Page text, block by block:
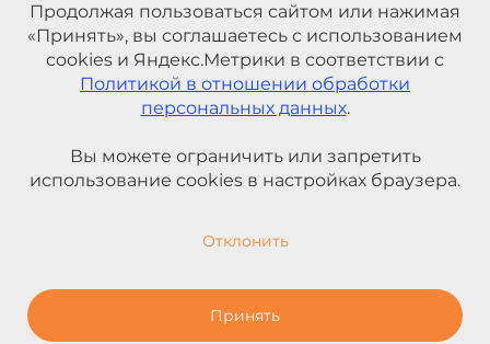
Продолжая пользоваться сайтом или нажимая
«Принять», вы соглашаетесь с использованием
cookies и Яндекс.Метрики в соответствии с
Политикой в отношении обработки
персональных данных.
Вы можете ограничить или запретить
использование cookies в настройках браузера.
Отклонить
Принять